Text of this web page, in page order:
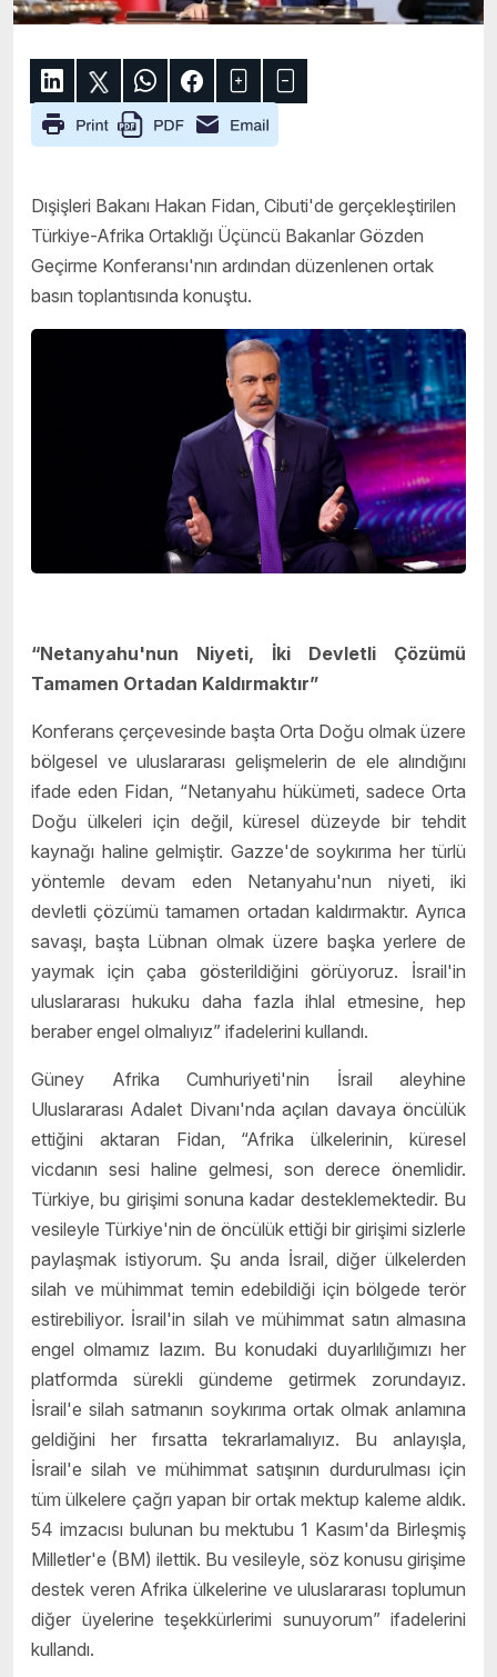
Dışişleri Bakanı Hakan Fidan, Cibuti'de gerçekleştirilen
Türkiye-Afrika Ortaklığı Üçüncü Bakanlar Gözden
Geçirme Konferansı'nın ardından düzenlenen ortak
basın toplantısında konuştu.
“Netanyahu'nun Niyeti, İki Devletli Çözümü
Tamamen Ortadan Kaldırmaktır”
Konferans çerçevesinde başta Orta Doğu olmak üzere
bölgesel ve uluslararası gelişmelerin de ele alındığını
ifade eden Fidan, “Netanyahu hükümeti, sadece Orta
Doğu ülkeleri için değil, küresel düzeyde bir tehdit
kaynağı haline gelmiştir. Gazze'de soykırıma her türlü
yöntemle devam eden Netanyahu'nun niyeti, iki
devletli çözümü tamamen ortadan kaldırmaktır. Ayrıca
savaşı, başta Lübnan olmak üzere başka yerlere de
yaymak için çaba gösterildiğini görüyoruz. İsrail'in
uluslararası hukuku daha fazla ihlal etmesine, hep
beraber engel olmalıyız” ifadelerini kullandı.
Güney Afrika Cumhuriyeti'nin İsrail aleyhine
Uluslararası Adalet Divanı'nda açılan davaya öncülük
ettiğini aktaran Fidan, “Afrika ülkelerinin, küresel
vicdanın sesi haline gelmesi, son derece önemlidir.
Türkiye, bu girişimi sonuna kadar desteklemektedir. Bu
vesileyle Türkiye'nin de öncülük ettiği bir girişimi sizlerle
paylaşmak istiyorum. Şu anda İsrail, diğer ülkelerden
silah ve mühimmat temin edebildiği için bölgede terör
estirebiliyor. İsrail'in silah ve mühimmat satın almasına
engel olmamız lazım. Bu konudaki duyarlılığımızı her
platformda sürekli gündeme getirmek zorundayız.
İsrail'e silah satmanın soykırıma ortak olmak anlamına
geldiğini her fırsatta tekrarlamalıyız. Bu anlayışla,
İsrail'e silah ve mühimmat satışının durdurulması için
tüm ülkelere çağrı yapan bir ortak mektup kaleme aldık.
54 imzacısı bulunan bu mektubu 1 Kasım'da Birleşmiş
Milletler'e (BM) ilettik. Bu vesileyle, söz konusu girişime
destek veren Afrika ülkelerine ve uluslararası toplumun
diğer üyelerine teşekkürlerimi sunuyorum” ifadelerini
kullandı.